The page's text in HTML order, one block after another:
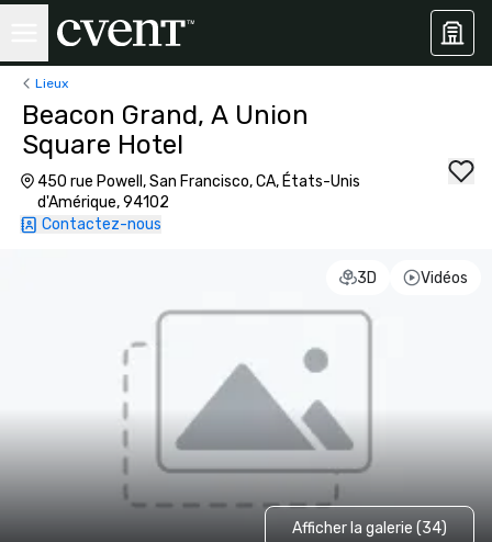
Lieux
Beacon Grand, A Union
Square Hotel
450 rue Powell, San Francisco, CA, États-Unis
d'Amérique, 94102
Contactez-nous
3D Vidéos
Afficher la galerie (34)